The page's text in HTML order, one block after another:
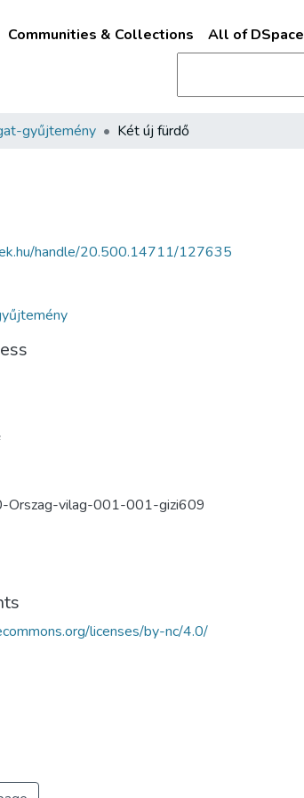
Communities & Collections All of DSpace
gyűjtemény Két új fürdő
handle/20.500.14711/127635
vilag-001-001-gizi609
licenses/by-nc/4.0/